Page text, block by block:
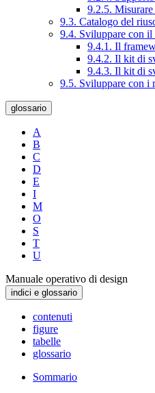
9.2.5.
9.3. Catalogo del
9.4. Sviluppare con il
9.4.1. Il
9.4.2. Il kit di
9.4.3. Il kit di
9.5. Sviluppare con i
glossario
A
B
C
D
E
I
M
O
S
T
U
Manuale operativo di design
indici e glossario
contenuti
figure
tabelle
glossario
Sommario